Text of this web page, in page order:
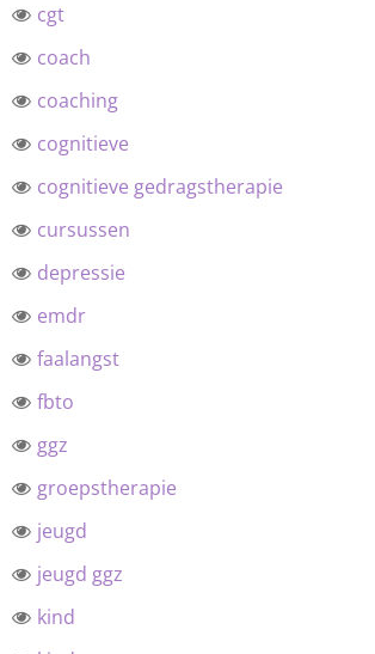
cgt
coach
coaching
cognitieve
cognitieve gedragstherapie
cursussen
depressie
emdr
faalangst
fbto
ggz
groepstherapie
jeugd
jeugd ggz
kind